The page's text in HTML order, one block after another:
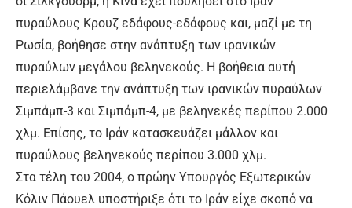
πυραύλους Κρουζ εδάφους-εδάφους και, μαζί με τη
Ρωσία, βοήθησε στην ανάπτυξη των ιρανικών
πυραύλων μεγάλου βεληνεκούς. Η βοήθεια αυτή
περιελάμβανε την ανάπτυξη των ιρανικών πυραύλων
Σιμπάμπ-3 και Σιμπάμπ-4, με βεληνεκές περίπου 2.000
χλμ. Επίσης, το Ιράν κατασκευάζει μάλλον και
πυραύλους βεληνεκούς περίπου 3.000 χλμ.
Στα τέλη του 2004, ο πρώην Υπουργός Εξωτερικών
Κόλιν Πάουελ υποστήριξε ότι το Ιράν είχε σκοπό να